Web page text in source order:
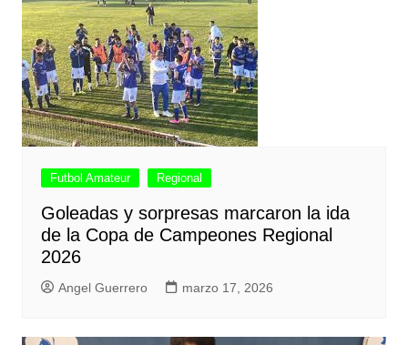
Futbol Amateur Regional
Goleadas y sorpresas marcaron la ida
de la Copa de Campeones Regional
2026
Angel Guerrero marzo 17, 2026